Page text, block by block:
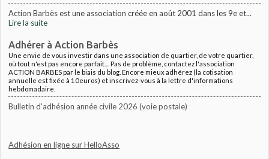
Action Barbès est une association créée en août 2001 dans les 9e et...
Lire la suite
Adhérer à Action Barbès
Une envie de vous investir dans une association de quartier, de votre quartier,
où tout n'est pas encore parfait.... Pas de problème, contactez l'association
ACTION BARBES par le biais du blog. Encore mieux adhérez (la cotisation
annuelle est fixée à 10euros) et inscrivez-vous à la lettre d'informations
hebdomadaire.
Bulletin d'adhésion année civile 2026 (voie postale)
Adhésion en ligne sur HelloAsso